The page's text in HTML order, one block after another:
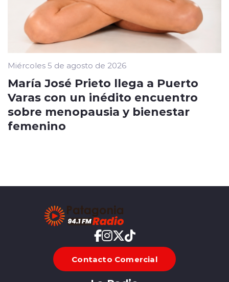
Miércoles 5 de agosto de 2026
María José Prieto llega a Puerto
Varas con un inédito encuentro
sobre menopausia y bienestar
femenino
Contacto Comercial